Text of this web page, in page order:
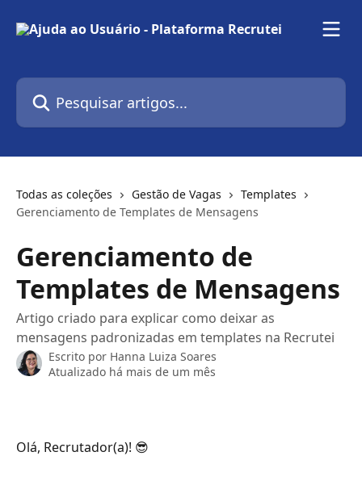
Pesquisar artigos...
Todas as coleções Gestão de Vagas
Templates
Gerenciamento de Templates de Mensagens
Gerenciamento de
Templates de Mensagens
Artigo criado para explicar como deixar as
mensagens padronizadas em templates na Recrutei
Escrito por Hanna Luiza Soares
Atualizado há mais de um mês
Olá, Recrutador(a)! 😎